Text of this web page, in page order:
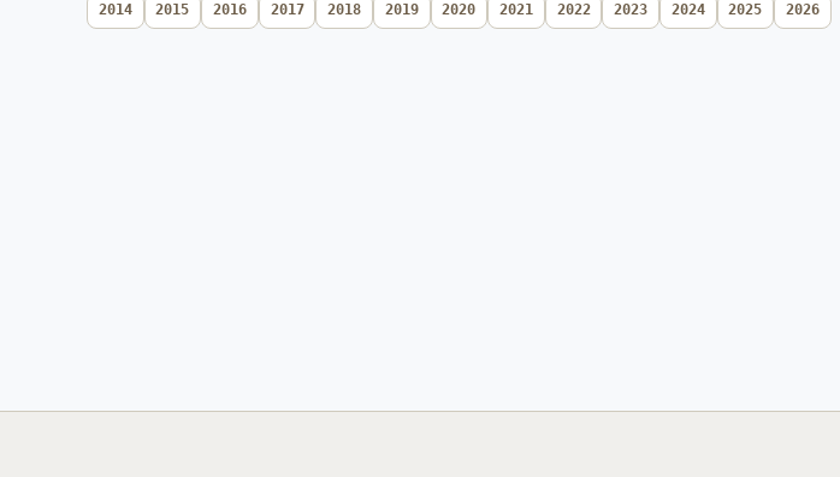
2014 2015 2016 2017 2018 2019 2020 2021 2022 2023 2024 2025 2026